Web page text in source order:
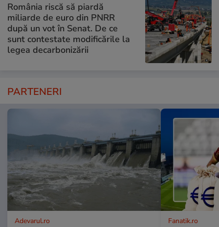
România riscă să piardă
miliarde de euro din PNRR
după un vot în Senat. De ce
sunt contestate modificările la
legea decarbonizării
PARTENERI
Adevarul.ro Fanatik.ro